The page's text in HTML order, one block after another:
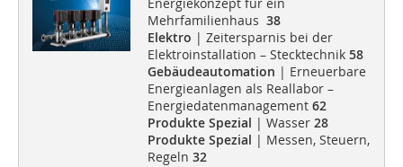
Energiekonzept für ein
Mehrfamilienhaus 38
Elektro | Zeitersparnis bei der
Elektroinstallation – Stecktechnik 58
Gebäudeautomation | Erneuerbare
Energieanlagen als Reallabor –
Energiedatenmanagement 62
Produkte Spezial | Wasser 28
Produkte Spezial | Messen, Steuern,
Regeln 32